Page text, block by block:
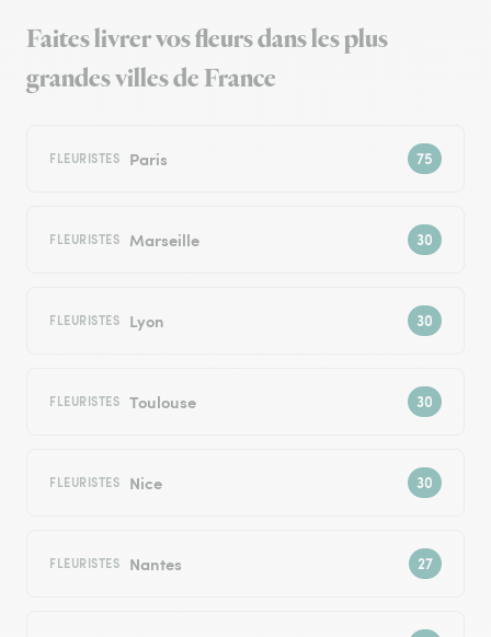
Faites livrer vos fleurs dans les plus
grandes villes de France
FLEURISTES Paris
FLEURISTES Marseille
FLEURISTES Lyon
FLEURISTES Toulouse
FLEURISTES Nice
FLEURISTES Nantes